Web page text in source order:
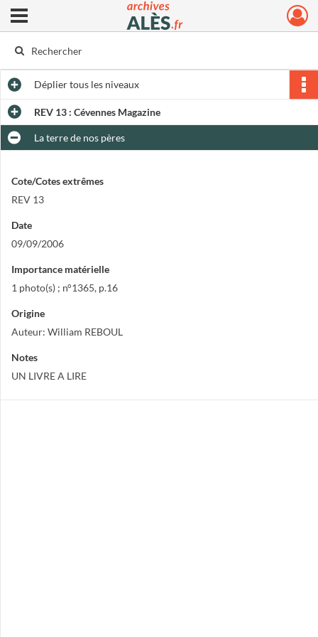
Archives municipales d'Alès
Ouvrir le menu déroulant
Dépliertous les niveaux
REV 13 : Cévennes Magazine
La terre de nos pères
Cote/Cotes extrêmes
REV 13
Date
09/09/2006
Importance matérielle
1 photo(s) ; n°1365, p.16
Origine
Auteur: William REBOUL
Notes
UN LIVRE A LIRE